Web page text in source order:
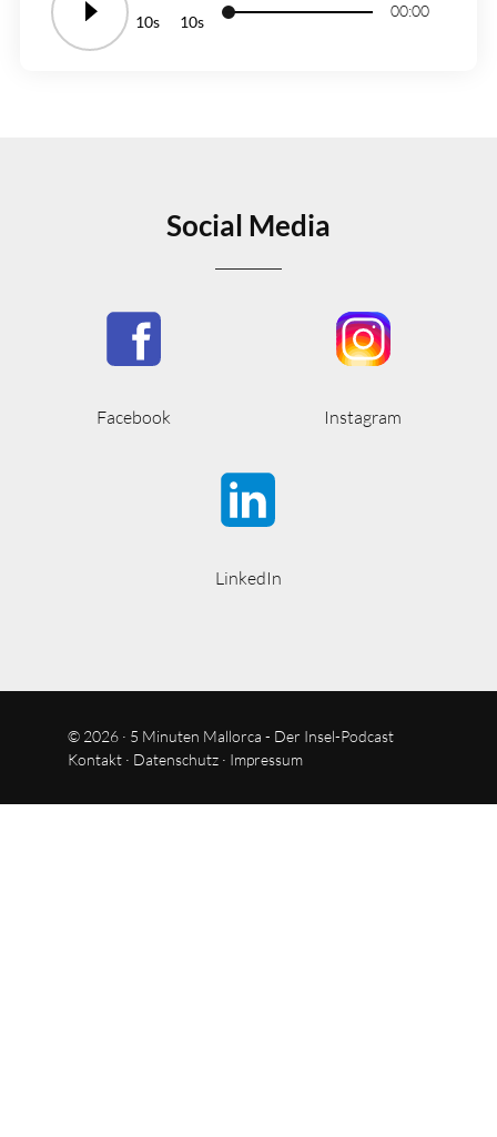
10 10
00:00
Social Media
Facebook Instagram
LinkedIn
© 2026 · 5 Minuten Mallorca - Der Insel-Podcast
Kontakt· Datenschutz· Impressum